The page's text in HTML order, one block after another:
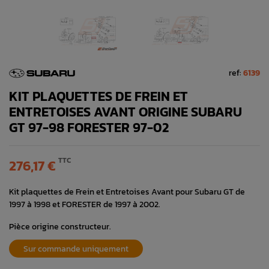
ref:6139
KIT PLAQUETTES DE FREIN ET
ENTRETOISES AVANT ORIGINE SUBARU
GT 97-98 FORESTER 97-02
276,17 € TTC
Kit plaquettes de Frein et Entretoises Avant pour Subaru GT de
1997 à 1998 et FORESTER de 1997 à 2002.
Pièce origine constructeur.
Sur commande uniquement